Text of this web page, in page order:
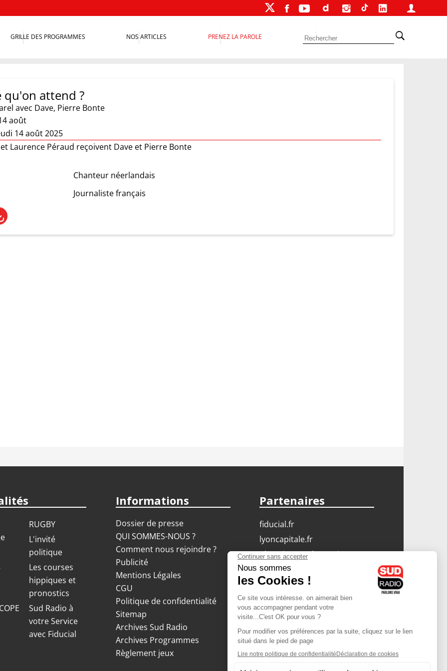
GRILLE DES PROGRAMMES NOS ARTICLES PRENEZ LA PAROLE
qu'on attend ?
avec Dave, Pierre Bonte
août
14 août 2025
Laurence Péraud reçoivent Dave et Pierre Bonte
Chanteur néerlandais
Journaliste français
RUGBY
L'invité
politique
Les courses
hippiques et
pronostics
Sud Radio à
votre Service
avec Fiducial
Informations
Dossier de presse
QUI SOMMES-NOUS ?
Comment nous rejoindre ?
Publicité
Mentions Légales
CGU
Politique de confidentialité
Sitemap
Archives Sud Radio
Archives Programmes
Règlement jeux
Partenaires
fiducial.fr
lyoncapitale.fr
olympique-et-lyonnais.com
L'application Iphone
/ Android
Téléchargez l'application